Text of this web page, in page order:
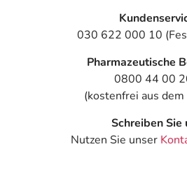
030 622 000 10
Pharmazeutische
0800 44 00
(kostenfrei aus
Schreiben Sie
Nutzen Sie unser